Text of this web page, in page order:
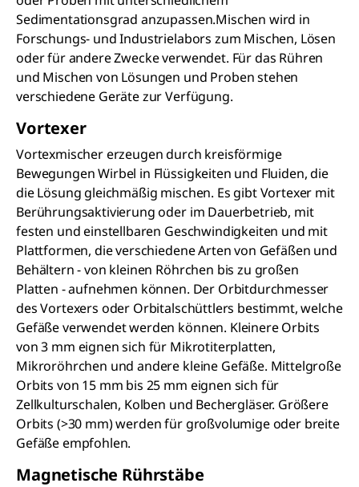
Sedimentationsgrad anzupassen.Mischen wird in
Forschungs- und Industrielabors zum Mischen, Lösen
oder für andere Zwecke verwendet. Für das Rühren
und Mischen von Lösungen und Proben stehen
verschiedene Geräte zur Verfügung.
Vortexer
Vortexmischer erzeugen durch kreisförmige
Bewegungen Wirbel in Flüssigkeiten und Fluiden, die
die Lösung gleichmäßig mischen. Es gibt Vortexer mit
Berührungsaktivierung oder im Dauerbetrieb, mit
festen und einstellbaren Geschwindigkeiten und mit
Plattformen, die verschiedene Arten von Gefäßen und
Behältern - von kleinen Röhrchen bis zu großen
Platten - aufnehmen können. Der Orbitdurchmesser
des Vortexers oder Orbitalschüttlers bestimmt, welche
Gefäße verwendet werden können. Kleinere Orbits
von 3 mm eignen sich für Mikrotiterplatten,
Mikroröhrchen und andere kleine Gefäße. Mittelgroße
Orbits von 15 mm bis 25 mm eignen sich für
Zellkulturschalen, Kolben und Bechergläser. Größere
Orbits (>30 mm) werden für großvolumige oder breite
Gefäße empfohlen.
Magnetische Rührstäbe